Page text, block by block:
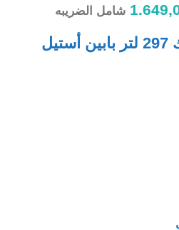
شامل الضريبه
مواصفات ثلاجة بيسك 297 لتر بابين أستيل